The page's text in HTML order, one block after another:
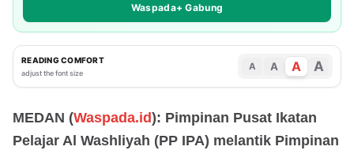
Waspada+ Gabung
READING COMFORT
adjust the font size
A A A A
MEDAN (Waspada.id): Pimpinan Pusat Ikatan
Pelajar Al Washliyah (PP IPA) melantik Pimpinan